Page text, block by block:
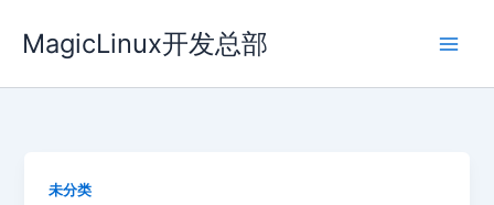
容
MagicLinux开发总部
未分类